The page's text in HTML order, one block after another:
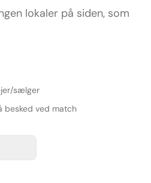
lokaler på siden, som
sælger
besked ved match